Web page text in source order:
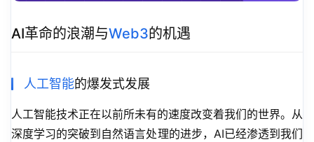
AI革命的浪潮与Web3的机遇
人工智能的爆发式发展
人工智能技术正在以前所未有的速度改变着我们的世界。从
深度学习的突破到自然语言处理的进步，AI已经渗透到我们